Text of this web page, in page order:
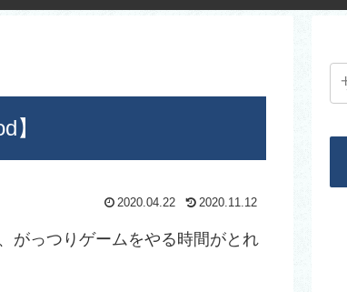
】
2020.04.22 2020.11.12
がっつりゲームをやる時間がとれ